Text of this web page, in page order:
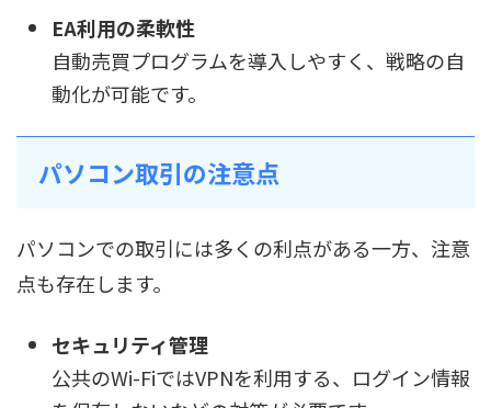
EA利用の柔軟性
自動売買プログラムを導入しやすく、戦略の自
動化が可能です。
パソコン取引の注意点
パソコンでの取引には多くの利点がある一方、注意
点も存在します。
セキュリティ管理
公共のWi-FiではVPNを利用する、ログイン情報